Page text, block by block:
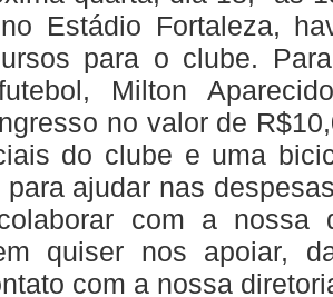
Estádio Fortaleza,
para o clube.
, Milton Aparecido
no valor de
do clube e uma
para ajudar nas
com a nossa
quiser nos apoiar,
com a nossa